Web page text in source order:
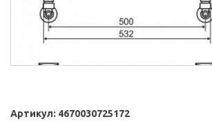
Артикул: 4670030725172